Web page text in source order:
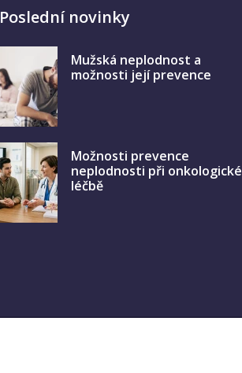
Poslední novinky
Mužská neplodnost a
možnosti její prevence
Možnosti prevence
neplodnosti při onkologické
léčbě